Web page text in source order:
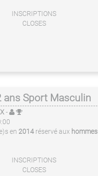
INSCRIPTIONS
CLOSES
ans Sport Masculin
-
en 2014 réservé aux hommes
INSCRIPTIONS
CLOSES